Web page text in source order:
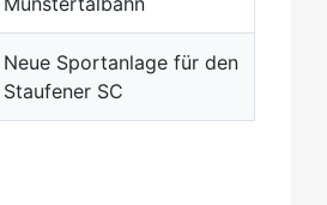
Neue Sportanlage für den
Staufener SC